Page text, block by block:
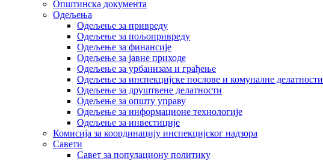
Општинска документа
Одељења
Одељење за привреду
Одељење за пољопривреду
Одељење за финансије
Одељење за јавне приходе
Одељење за урбанизам и грађење
Одељење за инспекцијске послове и комуналне делатности
Одељење за друштвене делатности
Одељење за општу управу
Одељење за информационе технологије
Одељење за инвестиције
Комисија за координацију инспекцијског надзора
Савети
Савет за популациону политику